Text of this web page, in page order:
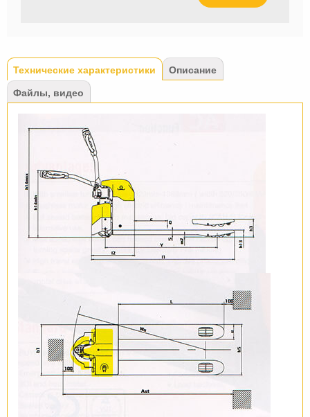
Tabs
Технические характеристики (активная
вкладка)
Описание
Файлы, видео